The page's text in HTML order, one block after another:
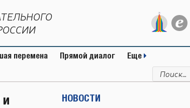
перемена Прямой диалог Еще
Искать:
НОВОСТИ